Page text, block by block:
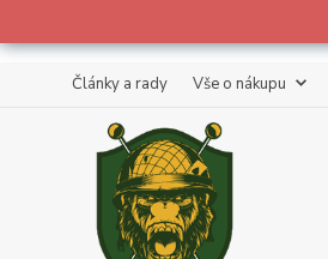
Články a rady Vše o nákupu